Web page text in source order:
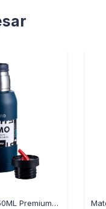
Termo Terrano 750ML Premium - AZUL